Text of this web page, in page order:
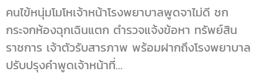
คนไข้หนุ่มโมโหเจ้าหน้าโรงพยาบาลพูดจาไม่ดี ชก
กระจกห้องฉุกเฉินแตก ตำรวจแจ้งข้อหา ทรัพย์สิน
ราชการ เจ้าตัวรับสารภาพ พร้อมฝากถึงโรงพยาบาล
ปรับปรุงคำพูดเจ้าหน้าที่...